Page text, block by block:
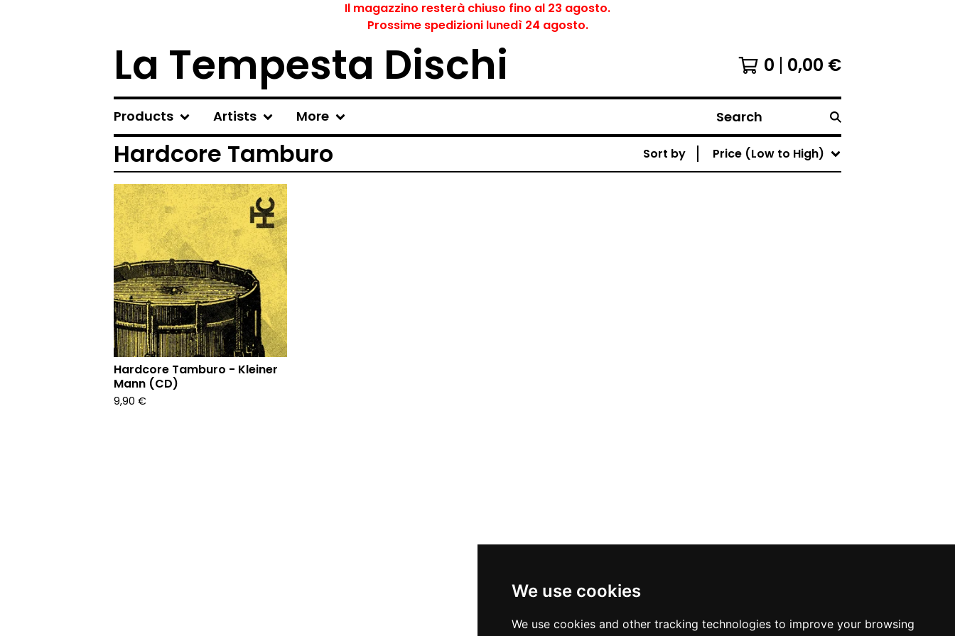
We use cookies
We use cookies and other tracking technologies to improve your browsing
Il magazzino resterà chiuso fino al 23 agosto.
Prossime spedizioni lunedì 24 agosto.
La Tempesta Dischi 0 0,00 €
Products Artists More Search
Hardcore Tamburo Sort by Price (Low to High)
Hardcore Tamburo - Kleiner
Mann (CD)
9,90 €